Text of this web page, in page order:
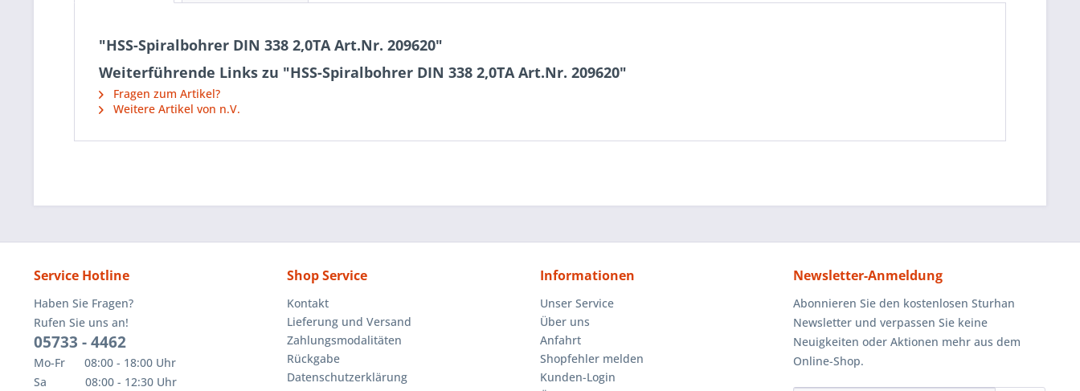
"HSS-Spiralbohrer DIN 338 2,0TA Art.Nr. 209620"
Weiterführende Links zu "HSS-Spiralbohrer DIN 338 2,0TA Art.Nr. 209620"
Fragen zum Artikel?
Weitere Artikel von n.V.
Service Hotline
Haben Sie Fragen?
Rufen Sie uns an!
05733 - 4462
Mo-Fr 08:00 - 18:00 Uhr
Sa 08:00 - 12:30 Uhr
Shop Service
Kontakt
Lieferung und Versand
Zahlungsmodalitäten
Rückgabe
Datenschutzerklärung
Informationen
Unser Service
Über uns
Anfahrt
Shopfehler melden
Kunden-Login
Newsletter-Anmeldung
Abonnieren Sie den kostenlosen Sturhan
Newsletter und verpassen Sie keine
Neuigkeiten oder Aktionen mehr aus dem
Online-Shop.